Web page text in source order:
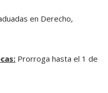
en Derecho,
Prorroga hasta el 1 de